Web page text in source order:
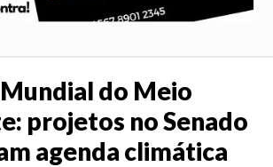
do Meio
projetos no Senado
agenda climática